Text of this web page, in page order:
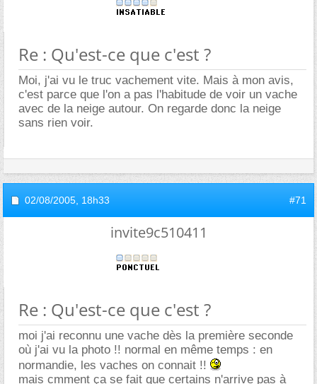
Re : Qu'est-ce que c'est ?
Moi, j'ai vu le truc vachement vite. Mais à mon avis,
c'est parce que l'on a pas l'habitude de voir un vache
avec de la neige autour. On regarde donc la neige
sans rien voir.
02/08/2005, 18h33 #71
invite9c510411
Re : Qu'est-ce que c'est ?
moi j'ai reconnu une vache dès la première seconde
où j'ai vu la photo !! normal en même temps : en
normandie, les vaches on connait !!
mais cmment ça se fait que certains n'arrive pas à